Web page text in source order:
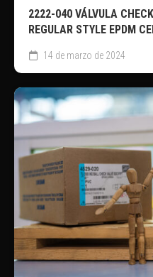
2222-040 VÁLVULA
REGULAR STYLE EPDM
14 de marzo de 2024